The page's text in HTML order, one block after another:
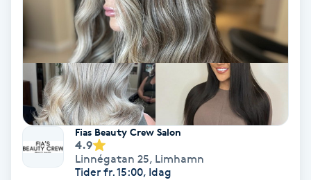
Singelfransar
Sjukgymnastik
Skalpmassage
Skinbooster
Fias Beauty Crew Salon
4.9
Linnégatan 25, Limhamn
Tider fr. 15:00, Idag